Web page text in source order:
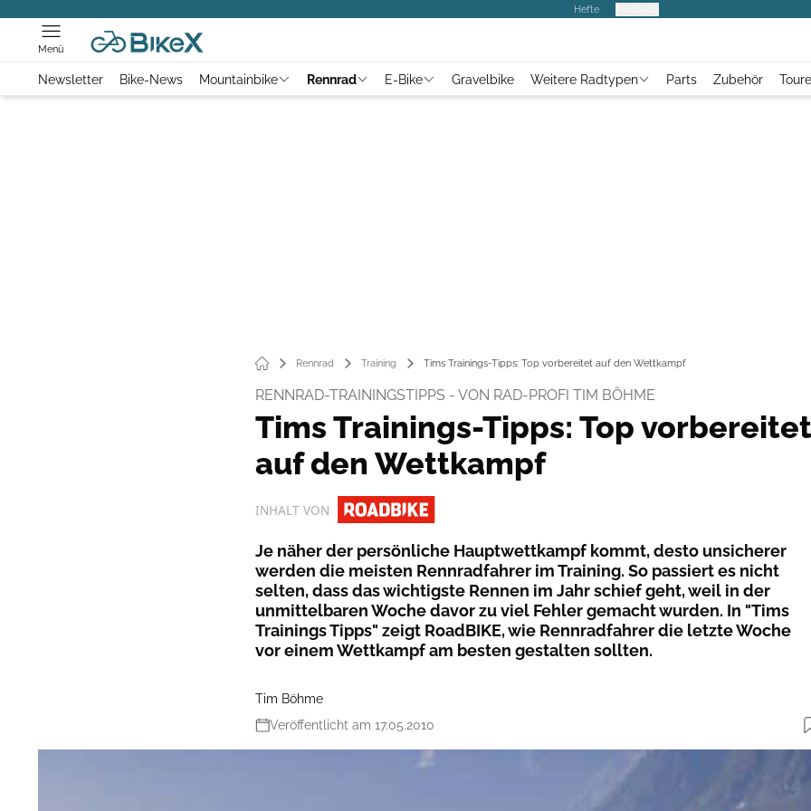
Hefte
Menü
Newsletter Bike-News Mountainbike Rennrad E-Bike Gravelbike Weitere Radtypen Parts Zubehör
Rennrad Training Tims Trainings-Tipps: Top vorbereitet auf den Wettkampf
RENNRAD-TRAININGSTIPPS - VON RAD-PROFI TIM BÖHME
Tims Trainings-Tipps: Top vorbereitet
auf den Wettkampf
INHALT VON
Je näher der persönliche Hauptwettkampf kommt, desto unsicherer
werden die meisten Rennradfahrer im Training. So passiert es nicht
selten, dass das wichtigste Rennen im Jahr schief geht, weil in der
unmittelbaren Woche davor zu viel Fehler gemacht wurden. In "Tims
Trainings Tipps" zeigt RoadBIKE, wie Rennradfahrer die letzte Woche
vor einem Wettkampf am besten gestalten sollten.
Tim Böhme
Veröffentlicht am 17.05.2010